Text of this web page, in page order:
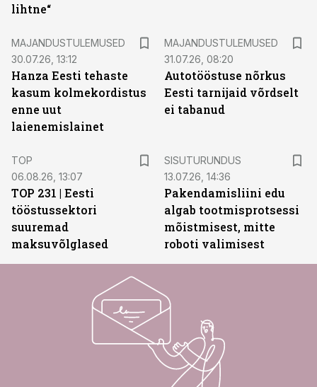
lihtne“
MAJANDUSTULEMUSED
30.07.26, 13:12
Hanza Eesti tehaste
kasum kolmekordistus
enne uut
laienemislainet
MAJANDUSTULEMUSED
31.07.26, 08:20
Autotööstuse nõrkus
Eesti tarnijaid võrdselt
ei tabanud
TOP
06.08.26, 13:07
TOP 231 | Eesti
tööstussektori
suuremad
maksuvõlglased
SISUTURUNDUS
13.07.26, 14:36
Pakendamisliini edu
algab tootmisprotsessi
mõistmisest, mitte
roboti valimisest